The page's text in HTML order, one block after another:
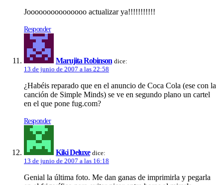
Jooooooooooooooo actualizar ya!!!!!!!!!!!
Responder
Marujita Robinson dice:
13 de junio de 2007 a las 22:58
¿Habéis reparado que en el anuncio de Coca Cola (ese con la
canción de Simple Minds) se ve en segundo plano un cartel
en el que pone fug.com?
Responder
Kiki Deluxe dice:
13 de junio de 2007 a las 16:18
Genial la última foto. Me dan ganas de imprimirla y pegarla